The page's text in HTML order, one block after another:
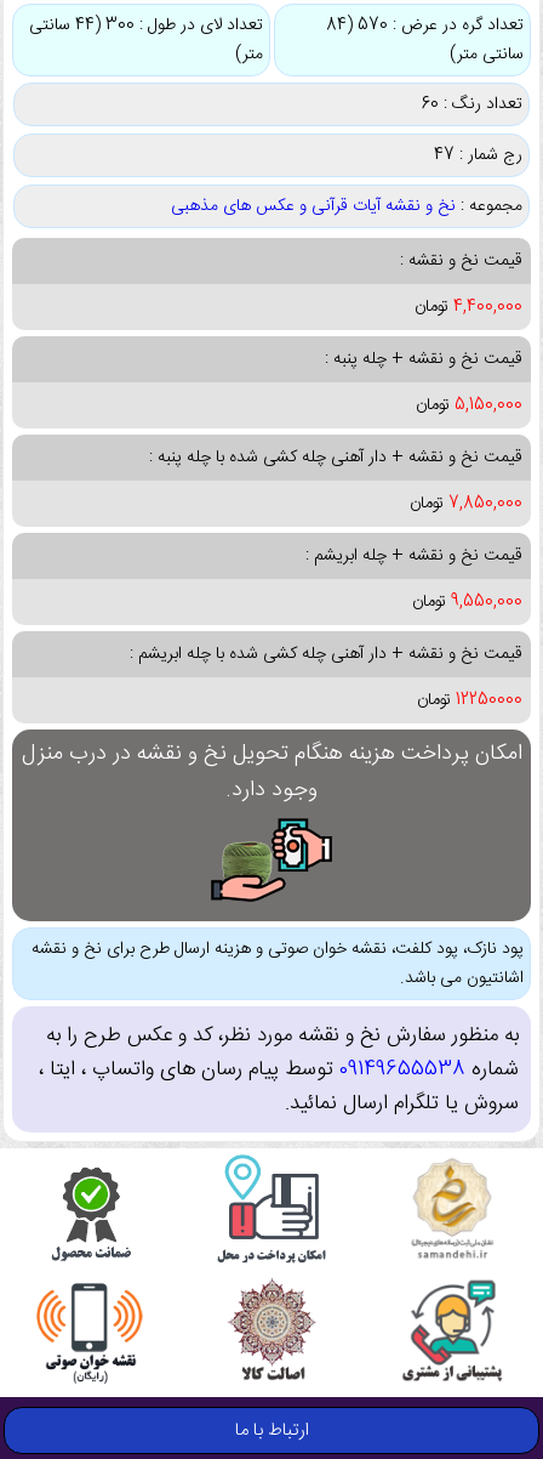
تعداد گره در عرض : 570 (84
سانتی متر)
تعداد لای در طول : 300 (44 سانتی
متر)
تعداد رنگ : 60
رج شمار : 47
مجموعه : نخ و نقشه آیات قرآنی و عکس های مذهبی
قیمت نخ و نقشه :
4,400,000 تومان
قیمت نخ و نقشه + چله پنبه :
5,150,000 تومان
قیمت نخ و نقشه + دار آهنی چله کشی شده با چله پنبه :
7,850,000 تومان
قیمت نخ و نقشه + چله ابریشم :
9,550,000 تومان
قیمت نخ و نقشه + دار آهنی چله کشی شده با چله ابریشم :
12250000 تومان
امکان پرداخت هزینه هنگام تحویل نخ و نقشه در درب منزل
وجود دارد.
پود نازک، پود کلفت، نقشه خوان صوتی و هزینه ارسال طرح برای نخ و نقشه
اشانتیون می باشد.
به منظور سفارش نخ و نقشه مورد نظر، کد و عکس طرح را به
شماره 09149655538توسط پیام رسان های واتساپ ، ایتا ،
سروش یا تلگرام ارسال نمائید.
ارتباط با ما